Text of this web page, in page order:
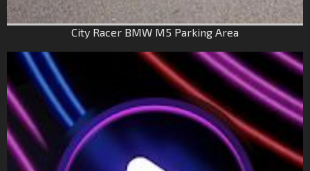
City Racer BMW M5 Parking Area